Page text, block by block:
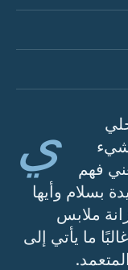
ي
شيء
فهم
بسلام وأيها
ملابس
ما يأتي إلى